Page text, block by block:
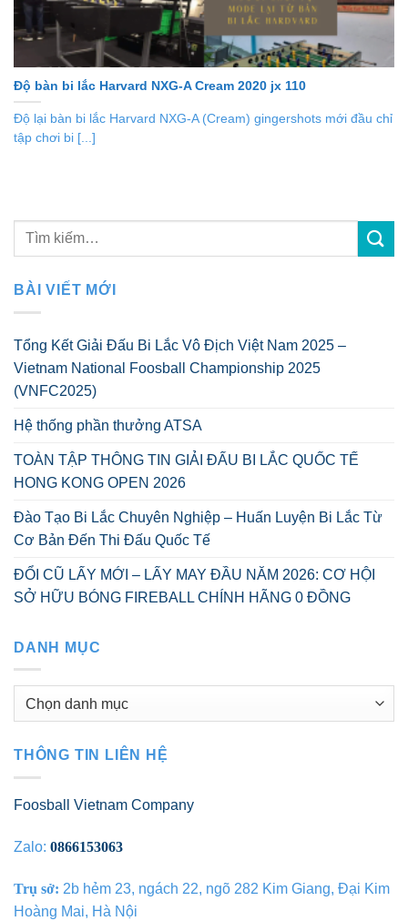
Độ bàn bi lắc Harvard NXG-A Cream 2020 jx 110
Độ lại bàn bi lắc Harvard NXG-A (Cream) gingershots mới đầu chỉ
tập chơi bi [...]
BÀI VIẾT MỚI
Tổng Kết Giải Đấu Bi Lắc Vô Địch Việt Nam 2025 –
Vietnam National Foosball Championship 2025
(VNFC2025)
Hệ thống phần thưởng ATSA
TOÀN TẬP THÔNG TIN GIẢI ĐẤU BI LẮC QUỐC TẾ
HONG KONG OPEN 2026
Đào Tạo Bi Lắc Chuyên Nghiệp – Huấn Luyện Bi Lắc Từ
Cơ Bản Đến Thi Đấu Quốc Tế
ĐỔI CŨ LẤY MỚI – LẤY MAY ĐẦU NĂM 2026: CƠ HỘI
SỞ HỮU BÓNG FIREBALL CHÍNH HÃNG 0 ĐỒNG
DANH MỤC
Danh
THÔNG TIN LIÊN HỆ
Foosball Vietnam Company
Zalo: 0866153063
Trụ sở: 2b hẻm 23, ngách 22, ngõ 282 Kim Giang, Đại Kim
Hoàng Mai, Hà Nội